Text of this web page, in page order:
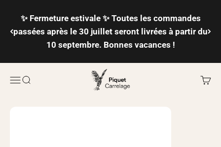
✨ Fermeture estivale ✨ Toutes les commandes
passées après le 30 juillet seront livrées à partir du
10 septembre. Bonnes vacances !
Ouvrir la navigation
Ouvrir la recherche
Piquet Carrelage
Voir